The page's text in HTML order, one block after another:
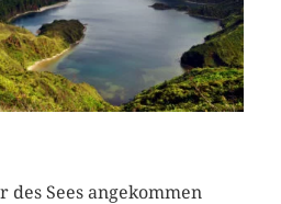
des Sees angekommen